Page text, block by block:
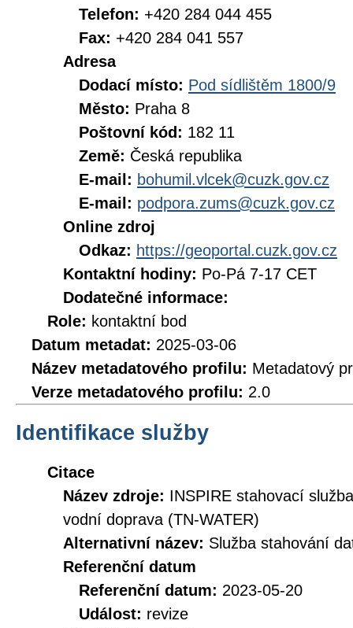
Telefon: +420 284 044 455
Fax: +420 284 041 557
Adresa
Dodací místo: Pod sídlištěm 1800/9
Město: Praha 8
Poštovní kód: 182 11
Země: Česká republika
E-mail: bohumil.vlcek@cuzk.gov.cz
E-mail: podpora.zums@cuzk.gov.cz
Online zdroj
Odkaz: https://geoportal.cuzk.gov.cz
Kontaktní hodiny: Po-Pá 7-17 CET
Dodatečné informace:
Role: kontaktní bod
Datum metadat: 2025-03-06
Název metadatového profilu: Metadatový
Verze metadatového profilu: 2.0
Identifikace služby
Citace
Název zdroje: INSPIRE stahovací
vodní doprava (TN-WATER)
Alternativní název: Služba stahování
Referenční datum
Referenční datum: 2023-05-20
Událost: revize